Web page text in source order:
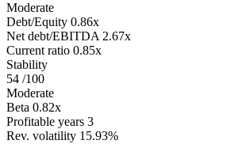
Moderate
Debt/Equity 0.86x
Net debt/EBITDA 2.67x
Current ratio 0.85x
Stability
54 /100
Moderate
Beta 0.82x
Profitable years 3
Rev. volatility 15.93%